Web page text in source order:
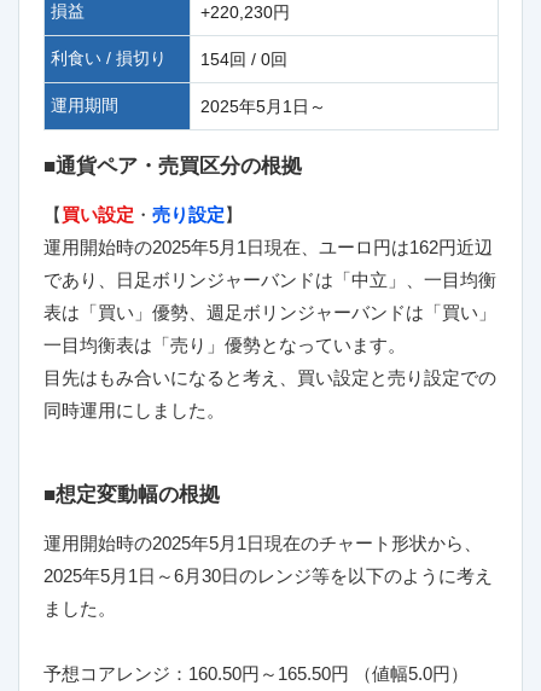
損益 +220,230円
利食い / 損切り 154回 / 0回
運用期間 2025年5月1日～
■通貨ペア・売買区分の根拠
【買い設定 ・ 売り設定】
運用開始時の2025年5月1日現在、ユーロ円は162円近辺
であり、日足ボリンジャーバンドは「中立」、一目均衡
表は「買い」優勢、週足ボリンジャーバンドは「買い」
一目均衡表は「売り」優勢となっています。
目先はもみ合いになると考え、買い設定と売り設定での
同時運用にしました。
■想定変動幅の根拠
運用開始時の2025年5月1日現在のチャート形状から、
2025年5月1日～6月30日のレンジ等を以下のように考え
ました。
予想コアレンジ：160.50円～165.50円 （値幅5.0円）